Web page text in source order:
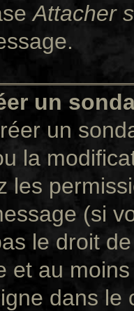
Attacher
un
un
la
les
(si
le droit
et au
dans le